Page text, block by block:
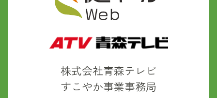
株式会社青森テレビ
すこやか事業事務局